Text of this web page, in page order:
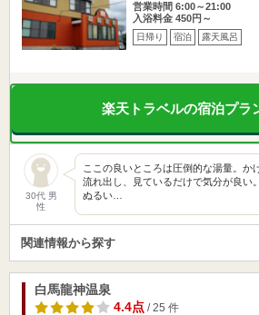
営業時間 6:00～21:00
入浴料金 450円～
日帰り 宿泊 露天風呂
楽天トラベルの宿泊プラ
30代 男
性
ここの良いところは圧倒的な湯量。か
流れ出し、見ているだけで気分が良い
ぬるい…
関連情報から探す
白馬龍神温泉
4.4点/ 25 件